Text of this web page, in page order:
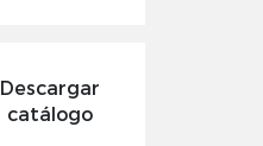
Descargar
catálogo